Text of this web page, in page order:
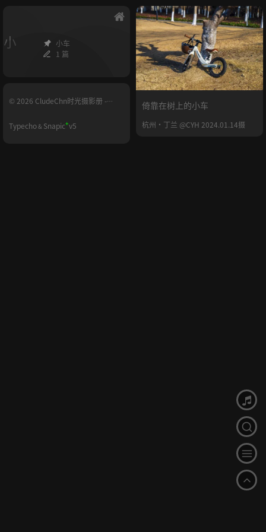
小
小车
1 篇
倚靠在树上的小车
杭州·丁兰 @CYH 2024.01.14摄
© 2026 CludeChn时光摄影册 -
Typecho& Snapic+v5